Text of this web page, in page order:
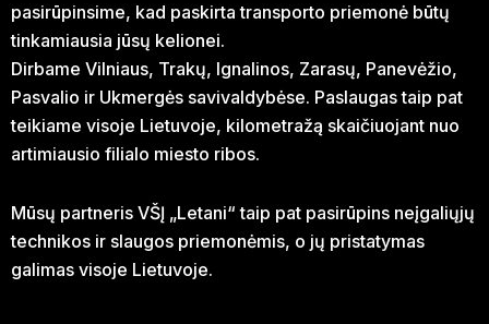
pasirūpinsime, kad paskirta transporto priemonė būtų
tinkamiausia jūsų kelionei.
Dirbame Vilniaus, Trakų, Ignalinos, Zarasų, Panevėžio,
Pasvalio ir Ukmergės savivaldybėse. Paslaugas taip pat
teikiame visoje Lietuvoje, kilometražą skaičiuojant nuo
artimiausio filialo miesto ribos.
Mūsų partneris VŠĮ „Letani“ taip pat pasirūpins neįgaliųjų
technikos ir slaugos priemonėmis, o jų pristatymas
galimas visoje Lietuvoje.